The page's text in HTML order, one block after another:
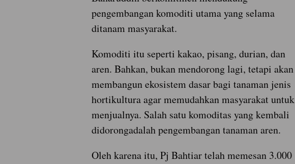
pengembangan komoditi utama yang selama
ditanam masyarakat.
Komoditi itu seperti kakao, pisang, durian, dan
aren. Bahkan, bukan mendorong lagi, tetapi akan
membangun ekosistem dasar bagi tanaman jenis
hortikultura agar memudahkan masyarakat untuk
menjualnya. Salah satu komoditas yang kembali
didorongadalah pengembangan tanaman aren.
Oleh karena itu, Pj Bahtiar telah memesan 3.000